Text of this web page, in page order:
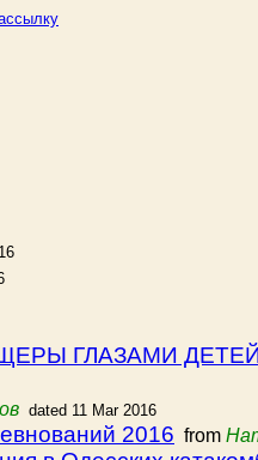
ГЛАЗАМИ
dated 11 Mar 2016
2016 from